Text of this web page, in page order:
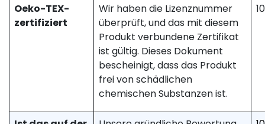
Oeko-TEX-
zertifiziert
Wir haben die Lizenznummer
überprüft, und das mit diesem
Produkt verbundene Zertifikat
ist gültig. Dieses Dokument
bescheinigt, dass das Produkt
frei von schädlichen
chemischen Substanzen ist.